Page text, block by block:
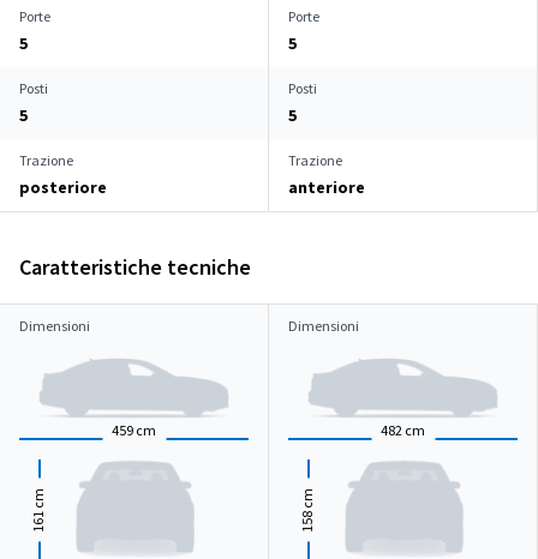
Porte
5
Porte
5
Posti
5
Posti
5
Trazione
posteriore
Trazione
anteriore
Caratteristiche tecniche
Dimensioni
459 cm
161
cm
Dimensioni
482 cm
158
cm